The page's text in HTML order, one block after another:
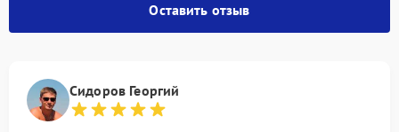
Оставить отзыв
Сидоров Георгий